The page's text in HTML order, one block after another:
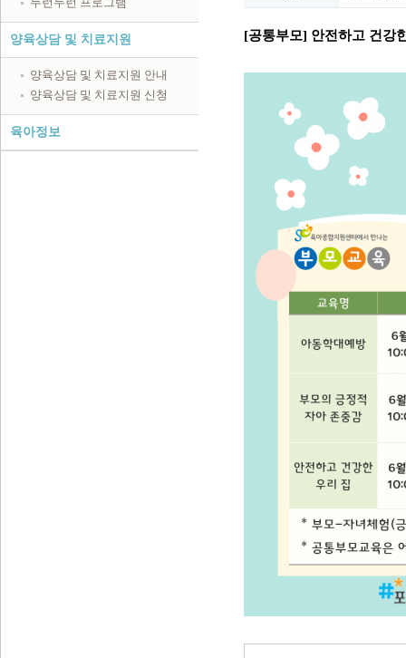
양육상담 및 치료지원
양육상담 및 치료지원 안내
양육상담 및 치료지원 신청
육아정보
[공통부모] 안전하고 건강